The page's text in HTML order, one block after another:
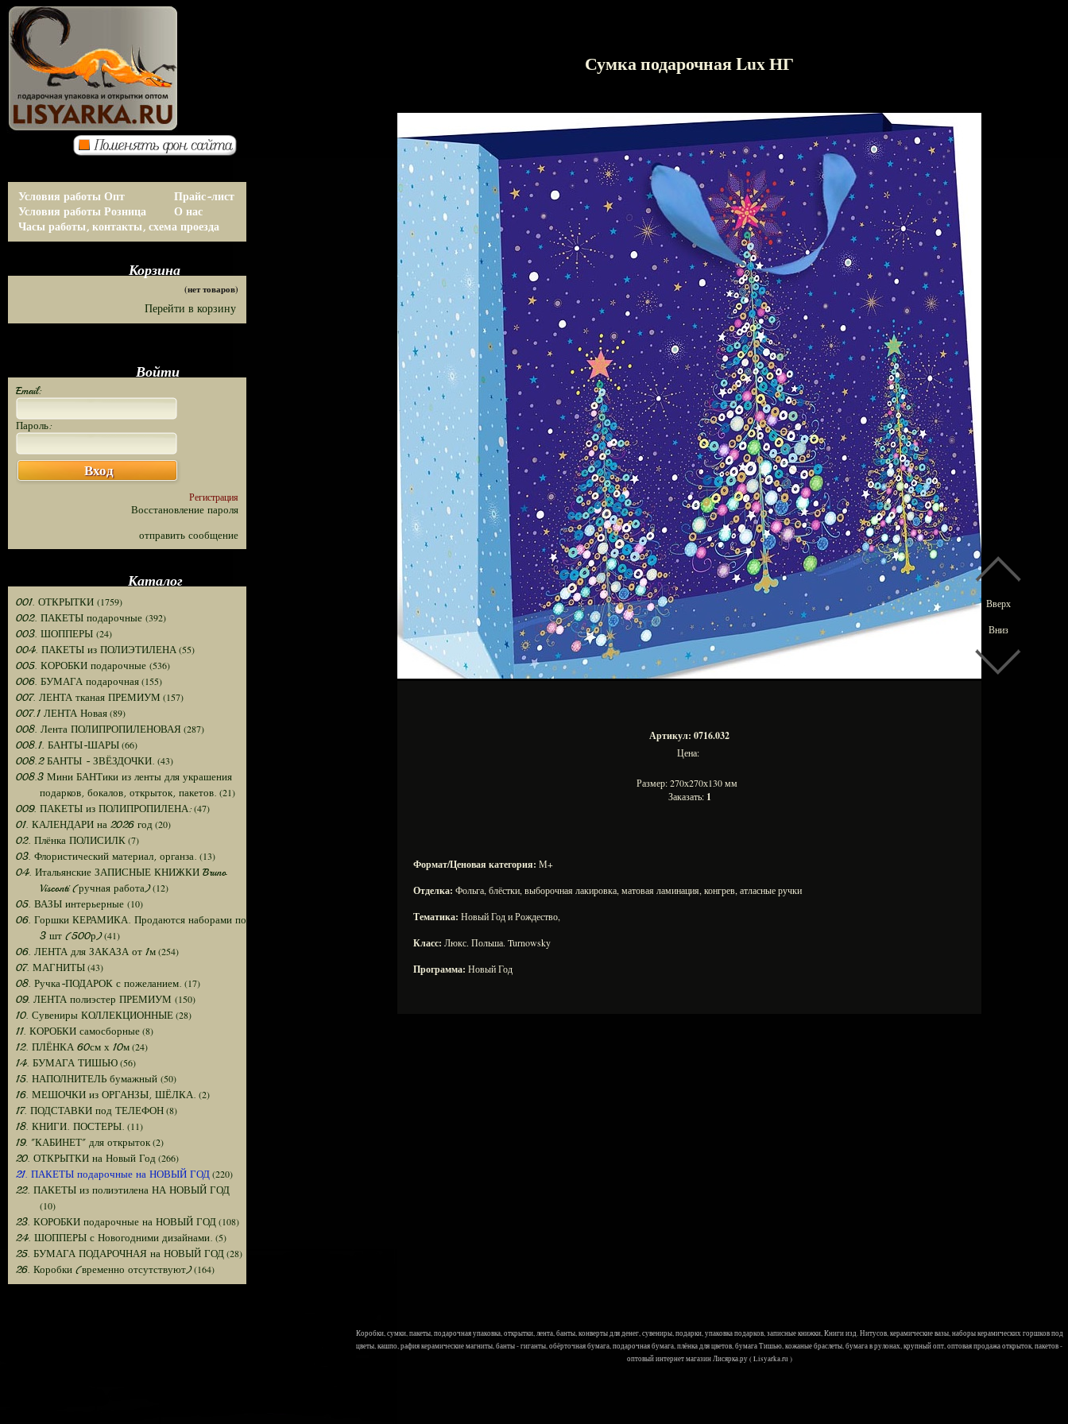
Вверх
Вниз
Условия работы Опт
Условия работы Розница
Прайс-лист
О нас
Часы работы, контакты, схема проезда
Корзина
(нет товаров)
Перейти в корзину
Войти
Email:
Пароль:
Вход
Регистрация
Восстановление пароля
отправить сообщение
Каталог
001. ОТКРЫТКИ (1759)
002. ПАКЕТЫ подарочные (392)
003. ШОППЕРЫ (24)
004. ПАКЕТЫ из ПОЛИЭТИЛЕНА(55)
005. КОРОБКИ подарочные (536)
006. БУМАГА подарочная(155)
007. ЛЕНТА тканая ПРЕМИУМ (157)
007.1 ЛЕНТА Новая(89)
008. Лента ПОЛИПРОПИЛЕНОВАЯ (287)
008.1. БАНТЫ-ШАРЫ(66)
008.2 БАНТЫ - ЗВЁЗДОЧКИ. (43)
008.3 Мини БАНТики из ленты для украшения
подарков, бокалов, открыток, пакетов. (21)
009. ПАКЕТЫ из ПОЛИПРОПИЛЕНА:(47)
01. КАЛЕНДАРИ на 2026 год (20)
02. Плёнка ПОЛИСИЛК(7)
03. Флористический материал, органза. (13)
04. Итальянские ЗАПИСНЫЕ КНИЖКИ Bruno
Visconti (ручная работа)(12)
05. ВАЗЫ интерьерные (10)
06. Горшки КЕРАМИКА. Продаются наборами по
3 шт (500р)(41)
06. ЛЕНТА для ЗАКАЗА от 1м(254)
07. МАГНИТЫ(43)
08. Ручка-ПОДАРОК с пожеланием. (17)
09. ЛЕНТА полиэстер ПРЕМИУМ (150)
10. Сувениры КОЛЛЕКЦИОННЫЕ(28)
11. КОРОБКИ самосборные(8)
12. ПЛЁНКА 60см х 10м(24)
14. БУМАГА ТИШЬЮ(56)
15. НАПОЛНИТЕЛЬ бумажный (50)
16. МЕШОЧКИ из ОРГАНЗЫ, ШЁЛКА. (2)
17. ПОДСТАВКИ под ТЕЛЕФОН(8)
18. КНИГИ. ПОСТЕРЫ. (11)
19. "КАБИНЕТ" для открыток(2)
20. ОТКРЫТКИ на Новый Год (266)
21. ПАКЕТЫ подарочные на НОВЫЙ ГОД(220)
22. ПАКЕТЫ из полиэтилена НА НОВЫЙ ГОД
(10)
23. КОРОБКИ подарочные на НОВЫЙ ГОД(108)
24. ШОППЕРЫ с Новогодними дизайнами. (5)
25. БУМАГА ПОДАРОЧНАЯ на НОВЫЙ ГОД(28)
26. Коробки (временно отсутствуют)(164)
Сумка подарочная Lux НГ
Артикул: 0716.032
Цена:
Размер: 270х270х130 мм
Заказать: 1
Формат/Ценовая категория: М+
Отделка: Фольга, блёстки, выборочная лакировка, матовая ламинация, конгрев, атласные ручки
Тематика: Новый Год и Рождество,
Класс: Люкс. Польша. Turnowsky
Программа: Новый Год
Коробки, сумки, пакеты, подарочная упаковка, открытки, лента, банты, конверты для денег, сувениры, подарки, упаковка подарков, записные книжки, Книги изд. Нитусов, керамические вазы, наборы керамических горшков под
цветы, кашпо, рафия керамические магниты, банты - гиганты, обёрточная бумага, подарочная бумага, плёнка для цветов, бумага Тишью, кожаные браслеты, бумага в рулонах, крупный опт, оптовая продажа открыток, пакетов -
оптовый интернет магазин Лисярка.ру ( Lisyarka.ru )